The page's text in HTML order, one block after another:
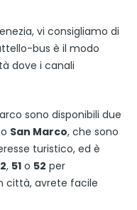
vi consigliamo di
bus è il modo
dove i canali
sono disponibili due
o San Marco, che sono
turistico, ed è
, 51 o 52 per
città, avrete facile